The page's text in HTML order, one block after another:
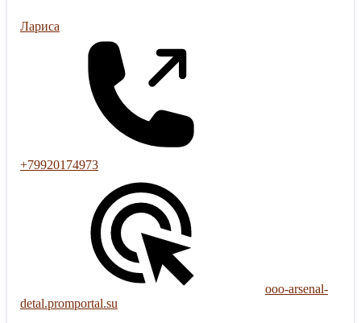
Лариса
+79920174973
ooo-arsenal-
detal.promportal.su